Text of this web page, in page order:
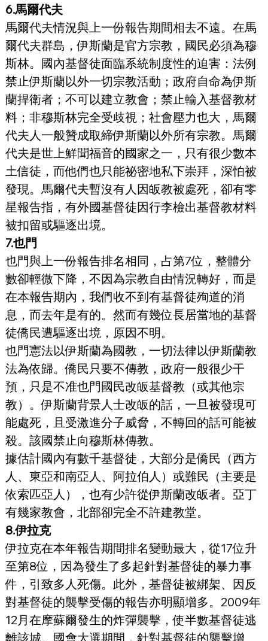
6.馬爾代夫
馬爾代夫情況與上一份報告期間相去不遠。在馬
爾代夫群島，伊斯蘭是官方宗教，國民必須為穆
斯林。國內基督徒面臨系統制度性的迫害：法例
禁止伊斯蘭以外一切宗教活動；政府自命為伊斯
蘭捍衛者；不可以建立教會；禁止輸入基督教材
料；非穆斯林完全受歧視；社會壓力也大，馬爾
代夫人一般贊成取締伊斯蘭以外所有宗教。馬爾
代夫是世上鮮聞福音的國家之一，只有很少數本
土信徒，而他們也只能祕密地私下崇拜，深怕被
發現。馬爾代夫暫沒有人因皈教被處死，卻有零
星報告指，有外國基督徒因行李檢出基督教材料
被扣留或驅逐出境。
7.也門
也門與上一份報告排名相同，占第7位，整體分
數卻輕微下降，不因為宗教自由情況轉好，而是
在本報告期內，我們收不到有基督徒殉道的消
息，而去年是有的。然而有幾位長居當地的基督
徒僑民遭驅逐出境，原因不明。
也門憲法以伊斯蘭為國教，一切法律以伊斯蘭教
法為依歸。僑民只要不傳教，政府一般很少干
預，只是不准也門國民改皈基督教（或其他宗
教）。伊斯蘭背景人士改皈的話，一旦被發現可
能處死，且受激進分子威脅，不轉回的話可能被
殺。該國禁止向穆斯林傳教。
據估計國內有數千基督徒，大部分是僑民（西方
人、東亞和南亞人、阿拉伯人）或難民（主要是
依索匹亞人），也有少許從伊斯蘭改皈者。亞丁
有幾家教會，北部卻完全不許建教堂。
8.伊拉克
伊拉克在本年報告期間排名變動最大，從17位升
至第8位，因為發生了多起針對基督徒的暴力事
件，引致多人死傷。此外，基督徒被綁架、因反
對基督徒的襲擊受傷的報告亦明顯增多。2009年
12月在摩蘇爾發生的炸彈襲擊，使半數基督徒逃
離該城。國會大選期間，針對基督徒的襲擊增